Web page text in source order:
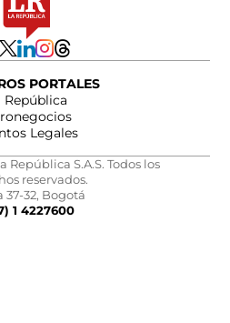
PORTALES
República
Legales
República S.A.S. Todos los
reservados.
37-32, Bogotá
1 4227600